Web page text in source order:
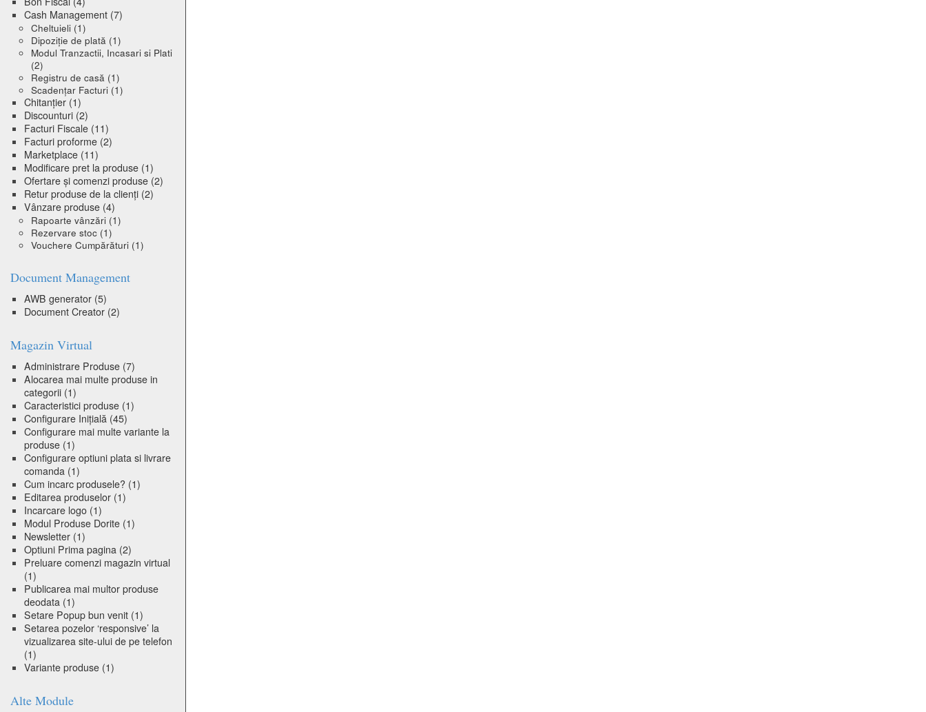
Cash Management (7)
Cheltuieli (1)
Dipoziție de plată (1)
Modul Tranzactii, Incasari si Plati
(2)
Registru de casă (1)
Scadențar Facturi (1)
Chitanțier (1)
Discounturi (2)
Facturi Fiscale (11)
Facturi proforme (2)
Marketplace (11)
Modificare pret la produse (1)
Ofertare și comenzi produse (2)
Retur produse de la clienți (2)
Vânzare produse (4)
Rapoarte vânzări (1)
Rezervare stoc (1)
Vouchere Cumpărături (1)
Document Management
AWB generator (5)
Document Creator (2)
Magazin Virtual
Administrare Produse (7)
Alocarea mai multe produse in
categorii (1)
Caracteristici produse (1)
Configurare Inițială (45)
Configurare mai multe variante la
produse (1)
Configurare optiuni plata si livrare
comanda (1)
Cum incarc produsele? (1)
Editarea produselor (1)
Incarcare logo (1)
Modul Produse Dorite (1)
Newsletter (1)
Optiuni Prima pagina (2)
Preluare comenzi magazin virtual
(1)
Publicarea mai multor produse
deodata (1)
Setare Popup bun venit (1)
Setarea pozelor ‘responsive’ la
vizualizarea site-ului de pe telefon
(1)
Variante produse (1)
Alte Module